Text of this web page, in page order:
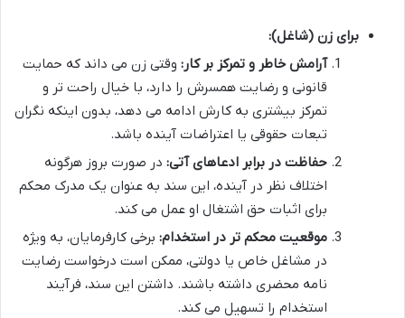
برای زن (شاغل):
آرامش خاطر و تمرکز بر کار: وقتی زن می داند که حمایت
قانونی و رضایت همسرش را دارد، با خیال راحت تر و
تمرکز بیشتری به کارش ادامه می دهد، بدون اینکه نگران
تبعات حقوقی یا اعتراضات آینده باشد.
حفاظت در برابر ادعاهای آتی: در صورت بروز هرگونه
اختلاف نظر در آینده، این سند به عنوان یک مدرک محکم
برای اثبات حق اشتغال او عمل می کند.
موقعیت محکم تر در استخدام: برخی کارفرمایان، به ویژه
در مشاغل خاص یا دولتی، ممکن است درخواست رضایت
نامه محضری داشته باشند. داشتن این سند، فرآیند
استخدام را تسهیل می کند.